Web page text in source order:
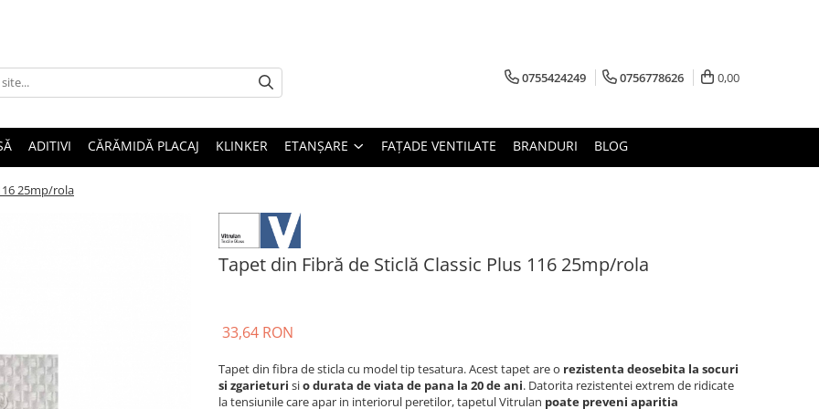
0755424249 0756778626 0,00
ADITIVI CĂRĂMIDĂ PLACAJ KLINKER ETANȘARE FAȚADE VENTILATE BRANDURI BLOG
25mp/rola
Tapet din Fibră de Sticlă Classic Plus 116 25mp/rola
33,64 RON
Tapet din fibra de sticla cu model tip tesatura. Acest tapet are o rezistenta deosebita la socuri
si zgarieturi sio durata de viata de pana la 20 de ani. Datorita rezistentei extrem de ridicate
la tensiunile care apar in interiorul peretilor, tapetul Vitrulan poate preveni aparitia